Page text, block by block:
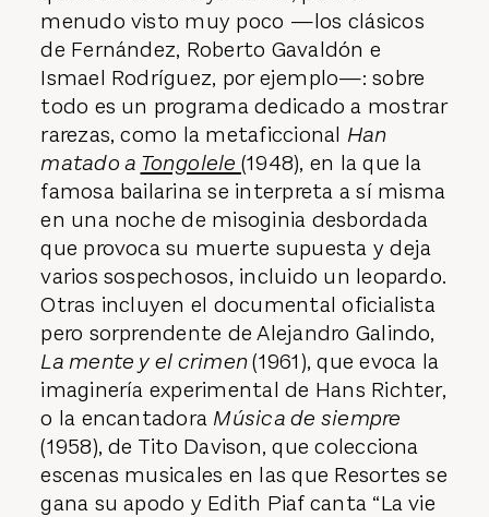
menudo visto muy poco —los clásicos
de Fernández, Roberto Gavaldón e
Ismael Rodríguez, por ejemplo—: sobre
todo es un programa dedicado a mostrar
rarezas, como la metaficcional Han
matado a Tongolele (1948), en la que la
famosa bailarina se interpreta a sí misma
en una noche de misoginia desbordada
que provoca su muerte supuesta y deja
varios sospechosos, incluido un leopardo.
Otras incluyen el documental oficialista
pero sorprendente de Alejandro Galindo,
La mente y el crimen(1961), que evoca la
imaginería experimental de Hans Richter,
o la encantadora Música de siempre
(1958), de Tito Davison, que colecciona
escenas musicales en las que Resortes se
gana su apodo y Edith Piaf canta “La vie